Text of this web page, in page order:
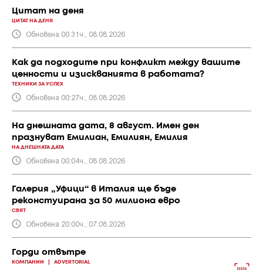
Цитат на деня
ЦИТАТ НА ДЕНЯ
Обновена 00:31ч., 08.08.2026
Как да подходите при конфликт между вашите
ценности и изискванията в работата?
ТЕХНИКИ ЗА УСПЕХ
Обновена 00:27ч., 08.08.2026
На днешната дата, 8 август. Имен ден
празнуват Емилиан, Емилиян, Емилия
НА ДНЕШНАТА ДАТА
Обновена 00:04ч., 08.08.2026
Галерия „Уфици“ в Италия ще бъде
реконстуирана за 50 милиона евро
СВЯТ
Обновена 20:00ч., 07.08.2026
Горди отвътре
КОМПАНИИ ADVERTORIAL